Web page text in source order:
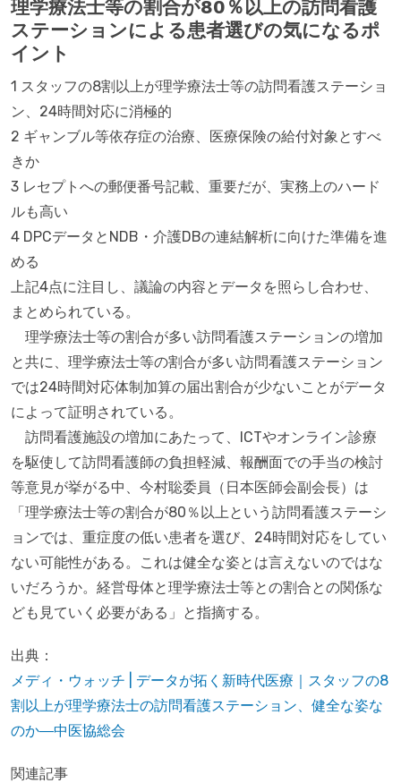
理学療法士等の割合が80％以上の訪問看護
ステーションによる患者選びの気になるポ
イント
1 スタッフの8割以上が理学療法士等の訪問看護ステーショ
ン、24時間対応に消極的
2 ギャンブル等依存症の治療、医療保険の給付対象とすべ
きか
3 レセプトへの郵便番号記載、重要だが、実務上のハード
ルも高い
4 DPCデータとNDB・介護DBの連結解析に向けた準備を進
める
上記4点に注目し、議論の内容とデータを照らし合わせ、
まとめられている。
理学療法士等の割合が多い訪問看護ステーションの増加
と共に、理学療法士等の割合が多い訪問看護ステーション
では24時間対応体制加算の届出割合が少ないことがデータ
によって証明されている。
訪問看護施設の増加にあたって、ICTやオンライン診療
を駆使して訪問看護師の負担軽減、報酬面での手当の検討
等意見が挙がる中、今村聡委員（日本医師会副会長）は
「理学療法士等の割合が80％以上という訪問看護ステーシ
ョンでは、重症度の低い患者を選び、24時間対応をしてい
ない可能性がある。これは健全な姿とは言えないのではな
いだろうか。経営母体と理学療法士等との割合との関係な
ども見ていく必要がある」と指摘する。
出典：
メディ・ウォッチ | データが拓く新時代医療｜スタッフの8
割以上が理学療法士の訪問看護ステーション、健全な姿な
のか―中医協総会
関連記事